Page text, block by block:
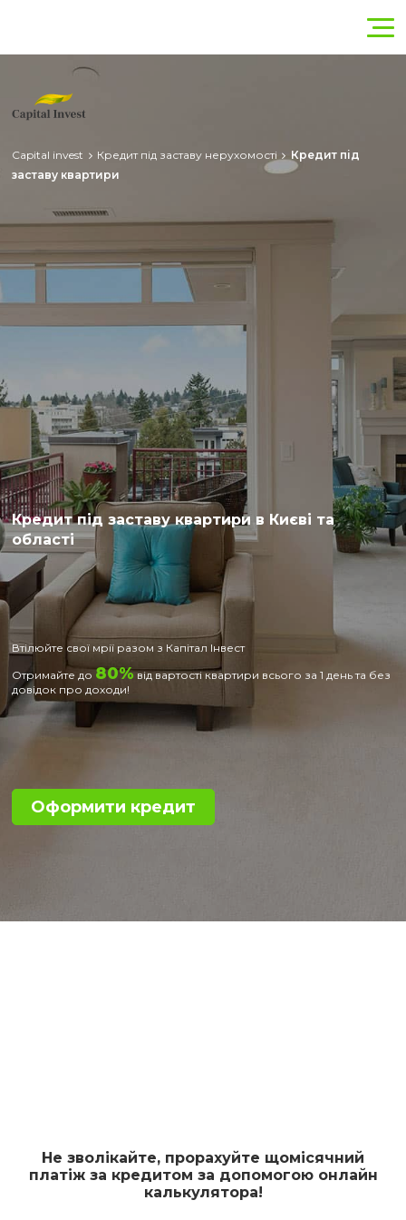
Capital invest Кредит під заставу нерухомості
Кредит під
заставу квартири
Кредит під заставу квартири в Києві та
області
Втілюйте свої мрії разом з Капітал Інвест
Отримайте до 80%від вартості квартири всього за 1 день та без
довідок про доходи!
Оформити кредит
Не зволікайте, прорахуйте щомісячний
платіж за кредитом за допомогою онлайн
калькулятора!